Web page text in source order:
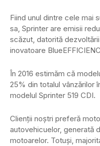
Fiind unul dintre cele mai
sa, Sprinter are emisii
scăzut, datorită
inovatoare
În 2016 estimăm că
25% din totalul vânzărilor
modelul Sprinter 519 CDI.
Clienții noștri preferă
autovehicuelor, generată
motoarelor. Totuși,